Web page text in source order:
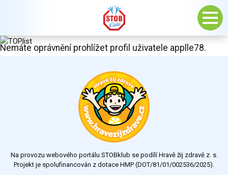
Nemáte oprávnění prohlížet profil uživatele applle78.
Na provozu webového portálu STOBklub se podílí Hravě žij zdravě z. s.
Projekt je spolufinancován z dotace HMP (DOT/81/01/002536/2025).